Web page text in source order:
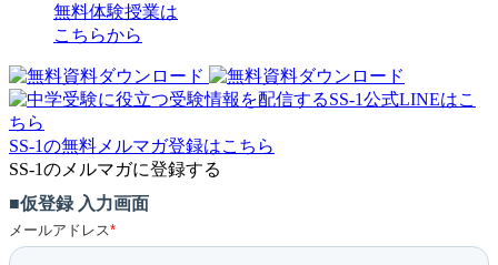
無料体験授業は
こちらから
SS-1の無料メルマガ登録はこちら
SS-1のメルマガに登録する